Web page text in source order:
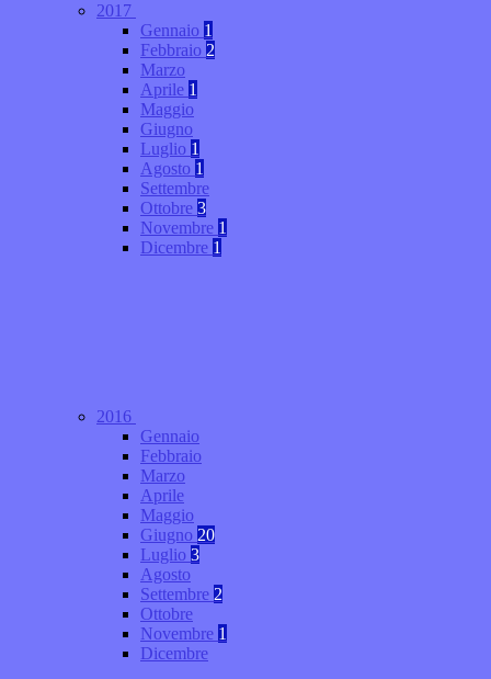
2017
Gennaio 1
Febbraio 2
Marzo
Aprile 1
Maggio
Giugno
Luglio 1
Agosto 1
Settembre
Ottobre 3
Novembre 1
Dicembre 1
2016
Gennaio
Febbraio
Marzo
Aprile
Maggio
Giugno 20
Luglio 3
Agosto
Settembre 2
Ottobre
Novembre 1
Dicembre